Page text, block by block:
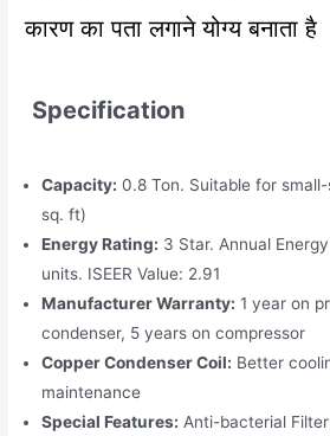
कारण का पता लगाने योग्य बनाता है
Specification
Capacity: 0.8 Ton. Suitable for
sq. ft)
Energy Rating: 3 Star. Annual
units. ISEER Value: 2.91
Manufacturer Warranty: 1 year on
condenser, 5 years on compressor
Copper Condenser Coil: Better
maintenance
Special Features: Anti-bacterial